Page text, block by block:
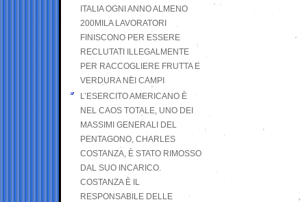
ITALIA OGNI ANNO ALMENO
200MILA LAVORATORI
FINISCONO PER ESSERE
RECLUTATI ILLEGALMENTE
PER RACCOGLIERE FRUTTA E
VERDURA NEI CAMPI
L’ESERCITO AMERICANO È
NEL CAOS TOTALE, UNO DEI
MASSIMI GENERALI DEL
PENTAGONO, CHARLES
COSTANZA, È STATO RIMOSSO
DAL SUO INCARICO.
COSTANZA È IL
RESPONSABILE DELLE